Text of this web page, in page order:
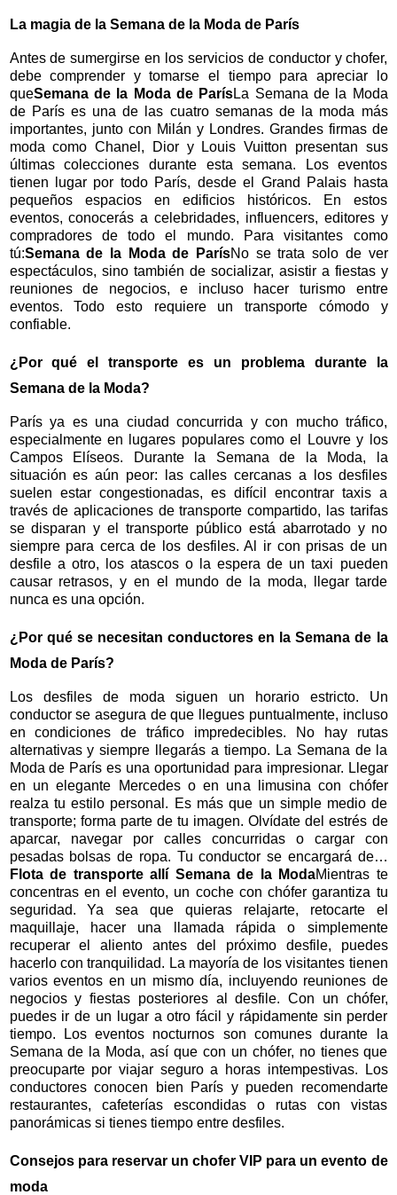
La magia de la Semana de la Moda de París
Antes de sumergirse en los servicios de conductor y chofer,
debe comprender y tomarse el tiempo para apreciar lo
queSemana de la Moda de ParísLa Semana de la Moda
de París es una de las cuatro semanas de la moda más
importantes, junto con Milán y Londres. Grandes firmas de
moda como Chanel, Dior y Louis Vuitton presentan sus
últimas colecciones durante esta semana. Los eventos
tienen lugar por todo París, desde el Grand Palais hasta
pequeños espacios en edificios históricos. En estos
eventos, conocerás a celebridades, influencers, editores y
compradores de todo el mundo. Para visitantes como
tú:Semana de la Moda de ParísNo se trata solo de ver
espectáculos, sino también de socializar, asistir a fiestas y
reuniones de negocios, e incluso hacer turismo entre
eventos. Todo esto requiere un transporte cómodo y
confiable.
¿Por qué el transporte es un problema durante la
Semana de la Moda?
París ya es una ciudad concurrida y con mucho tráfico,
especialmente en lugares populares como el Louvre y los
Campos Elíseos. Durante la Semana de la Moda, la
situación es aún peor: las calles cercanas a los desfiles
suelen estar congestionadas, es difícil encontrar taxis a
través de aplicaciones de transporte compartido, las tarifas
se disparan y el transporte público está abarrotado y no
siempre para cerca de los desfiles. Al ir con prisas de un
desfile a otro, los atascos o la espera de un taxi pueden
causar retrasos, y en el mundo de la moda, llegar tarde
nunca es una opción.
¿Por qué se necesitan conductores en la Semana de la
Moda de París?
Los desfiles de moda siguen un horario estricto. Un
conductor se asegura de que llegues puntualmente, incluso
en condiciones de tráfico impredecibles. No hay rutas
alternativas y siempre llegarás a tiempo. La Semana de la
Moda de París es una oportunidad para impresionar. Llegar
en un elegante Mercedes o en una limusina con chófer
realza tu estilo personal. Es más que un simple medio de
transporte; forma parte de tu imagen. Olvídate del estrés de
aparcar, navegar por calles concurridas o cargar con
pesadas bolsas de ropa. Tu conductor se encargará de…
Flota de transporte allí Semana de la ModaMientras te
concentras en el evento, un coche con chófer garantiza tu
seguridad. Ya sea que quieras relajarte, retocarte el
maquillaje, hacer una llamada rápida o simplemente
recuperar el aliento antes del próximo desfile, puedes
hacerlo con tranquilidad. La mayoría de los visitantes tienen
varios eventos en un mismo día, incluyendo reuniones de
negocios y fiestas posteriores al desfile. Con un chófer,
puedes ir de un lugar a otro fácil y rápidamente sin perder
tiempo. Los eventos nocturnos son comunes durante la
Semana de la Moda, así que con un chófer, no tienes que
preocuparte por viajar seguro a horas intempestivas. Los
conductores conocen bien París y pueden recomendarte
restaurantes, cafeterías escondidas o rutas con vistas
panorámicas si tienes tiempo entre desfiles.
Consejos para reservar un chofer VIP para un evento de
moda